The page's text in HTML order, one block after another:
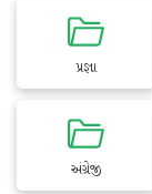
પ્રજ્ઞા
અંગ્રેજી